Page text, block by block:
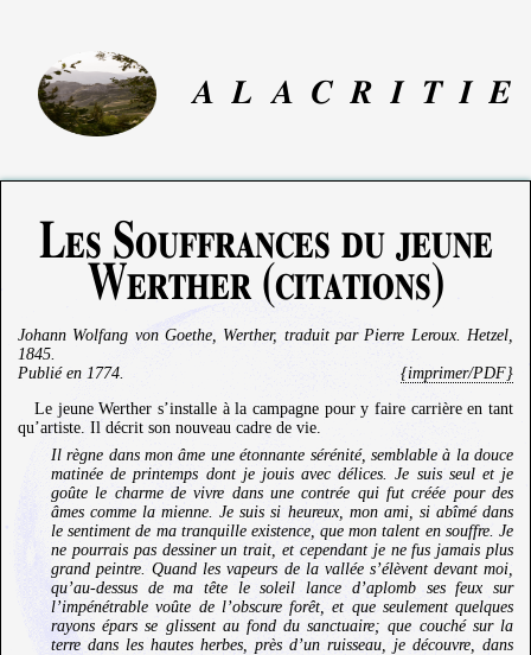
A L A C R I T I E
Les Souffrances du jeune
Werther (citations)
Johann Wolfang von Goethe Werther, traduit par Pierre Leroux. Hetzel,
1845.
Publié en 1774
{imprimer/PDF}
Le jeune Werther s’installe à la campagne pour y faire carrière en tant
qu’artiste. Il décrit son nouveau cadre de vie.
Il règne dans mon âme une étonnante sérénité, semblable à la douce
matinée de printemps dont je jouis avec délices. Je suis seul et je
goûte le charme de vivre dans une contrée qui fut créée pour des
âmes comme la mienne. Je suis si heureux, mon ami, si abîmé dans
le sentiment de ma tranquille existence, que mon talent en souffre. Je
ne pourrais pas dessiner un trait, et cependant je ne fus jamais plus
grand peintre. Quand les vapeurs de la vallée s’élèvent devant moi,
qu’au-dessus de ma tête le soleil lance d’aplomb ses feux sur
l’impénétrable voûte de l’obscure forêt, et que seulement quelques
rayons épars se glissent au fond du sanctuaire; que couché sur la
terre dans les hautes herbes, près d’un ruisseau, je découvre, dans